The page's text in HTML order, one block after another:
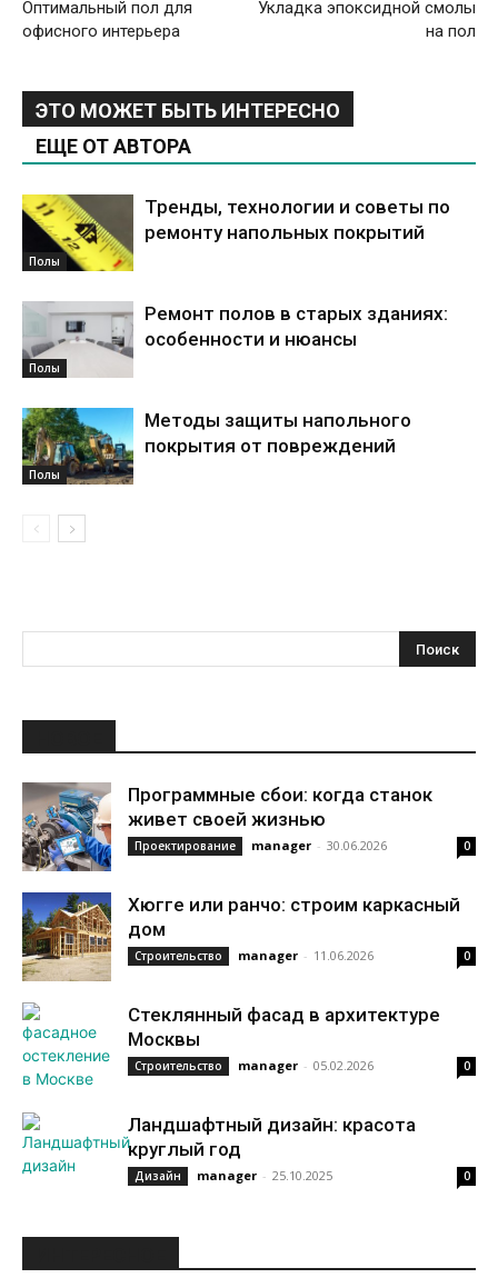
Оптимальный пол для
офисного интерьера
Укладка эпоксидной смолы
на пол
ЭТО МОЖЕТ БЫТЬ ИНТЕРЕСНО
ЕЩЕ ОТ АВТОРА
Полы
Тренды, технологии и советы по
ремонту напольных покрытий
Полы
Ремонт полов в старых зданиях:
особенности и нюансы
Полы
Методы защиты напольного
покрытия от повреждений
Программные сбои: когда станок
живет своей жизнью
Проектирование manager - 30.06.2026 0
Хюгге или ранчо: строим каркасный
дом
Строительство manager - 11.06.2026 0
Стеклянный фасад в архитектуре
Москвы
Строительство manager - 05.02.2026 0
Ландшафтный дизайн: красота
круглый год
Дизайн manager - 25.10.2025 0